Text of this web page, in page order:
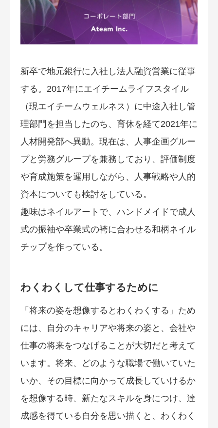
新卒で地元銀行に入社し法人融資営業に従事
する。2017年にエイチームライフスタイル
（現エイチームウェルネス）に中途入社し管
理部門を担当したのち、育休を経て2021年に
人材開発部へ異動。現在は、人事企画グルー
プと労務グループを兼務しており、評価制度
や育成施策を運用しながら、人事戦略や人的
資本についても検討をしている。
趣味はネイルアートで、ハンドメイドで成人
式の振袖や卒業式の袴に合わせる和柄ネイル
チップを作っている。
わくわくして仕事するために
「将来の姿を想像するとわくわくする」ため
には、自分のキャリアや将来の姿と、会社や
仕事の将来をつなげることが大切だと考えて
います。将来、どのような職場で働いていた
いか、その目標に向かって成長していけるか
を想像する時、新たなスキルを身につけ、達
成感を得ている自分を思い描くと、わくわく